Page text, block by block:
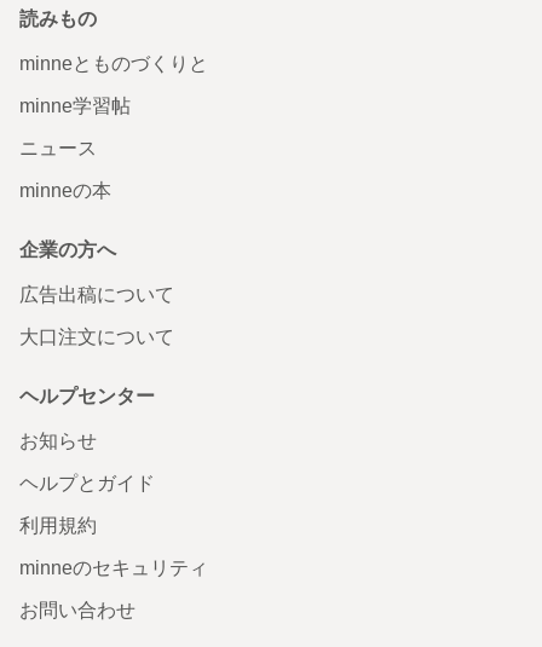
読みもの
minneとものづくりと
minne学習帖
ニュース
minneの本
企業の方へ
広告出稿について
大口注文について
ヘルプセンター
お知らせ
ヘルプとガイド
利用規約
minneのセキュリティ
お問い合わせ